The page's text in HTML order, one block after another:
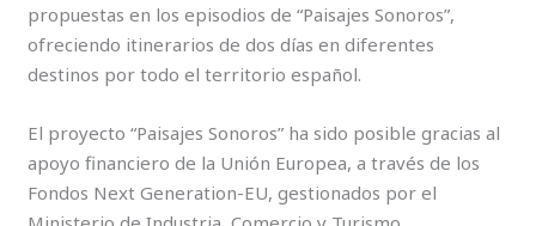
propuestas en los episodios de “Paisajes Sonoros”,
ofreciendo itinerarios de dos días en diferentes
destinos por todo el territorio español.
El proyecto “Paisajes Sonoros” ha sido posible gracias al
apoyo financiero de la Unión Europea, a través de los
Fondos Next Generation-EU, gestionados por el